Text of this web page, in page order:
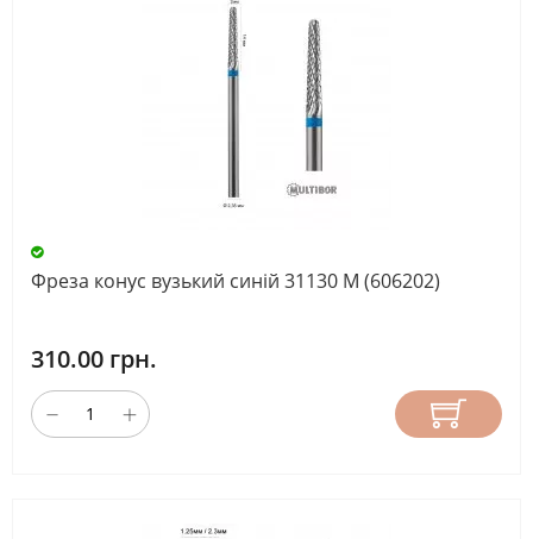
Фреза конус вузький синій 31130 М (606202)
310.00 грн.